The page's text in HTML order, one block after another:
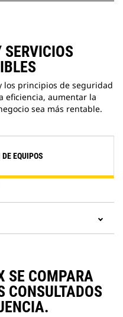
SERVICIOS
los principios de seguridad
eficiencia, aumentar la
sea más rentable.
EQUIPOS
SE COMPARA
CONSULTADOS